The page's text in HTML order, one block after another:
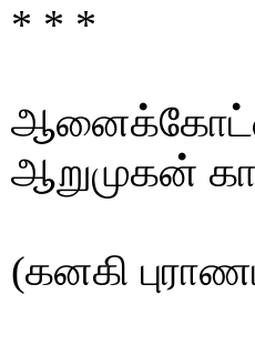
* * *
ஆறுமுகன்
(கனகி